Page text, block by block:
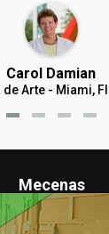
Carol Damian
de Arte - Miami,
Mecenas